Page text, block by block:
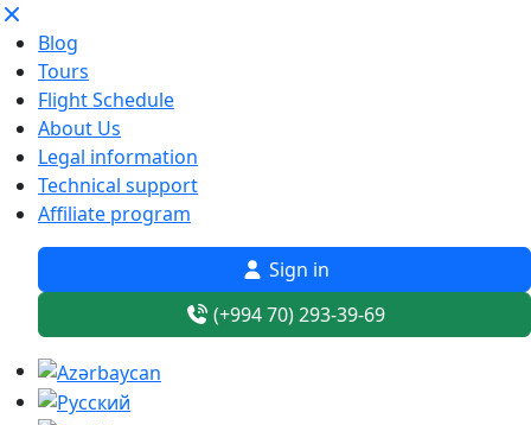
Blog
Tours
Flight Schedule
About Us
Legal information
Technical support
Affiliate program
Sign in
(+994 70) 293-39-69